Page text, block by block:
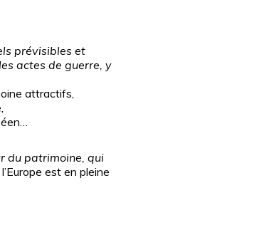
prévisibles et
actes de guerre, y
attractifs,
du patrimoine, qui
est en pleine